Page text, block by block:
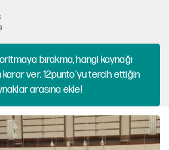
bırakma, hangi kaynağı
karar ver. 12punto'yu tercih ettiğin
arasına ekle!